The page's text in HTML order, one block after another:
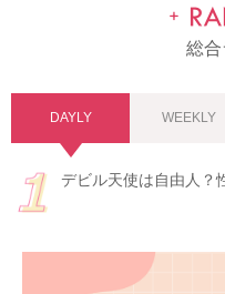
総
DAYLY WEEKLY
デビル天使は自由人？